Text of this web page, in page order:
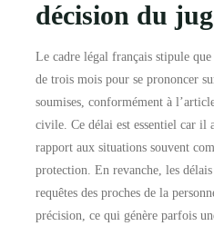
décision du
Le cadre légal français stipule
de trois mois pour se prononcer
soumises, conformément à
civile. Ce délai est essentiel car il
rapport aux situations souvent
protection. En revanche, les délais
requêtes des proches de la
précision, ce qui génère parfois